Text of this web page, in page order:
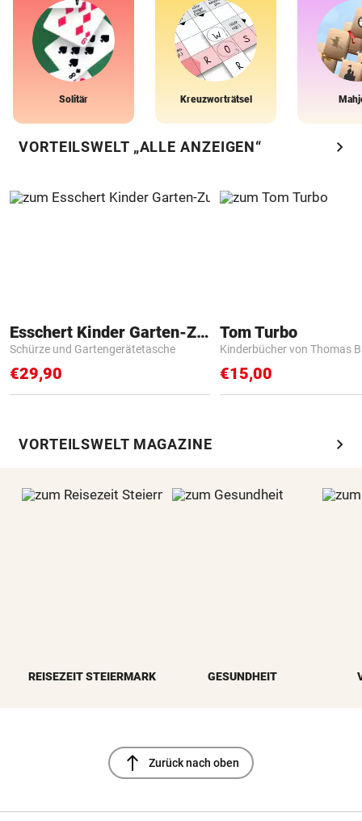
Solitär Kreuzworträtsel
VORTEILSWELT „ALLE ANZEIGEN“ chevron_right
Esschert Kinder Garten-Zubehör
Schürze und Gartengerätetasche
€29,90
Tom Turbo
Kinderbücher von Thomas
€15,00
VORTEILSWELT MAGAZINE chevron_right
REISEZEIT STEIERMARK GESUNDHEIT
north Zurück nach oben